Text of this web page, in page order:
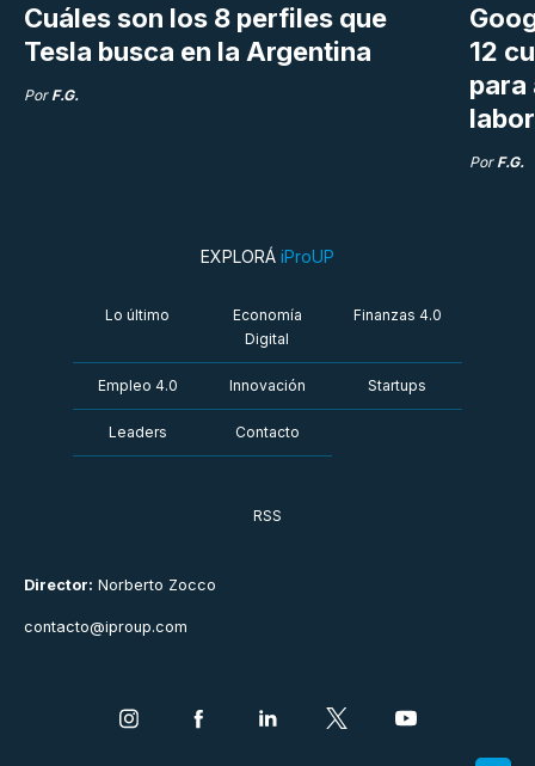
Cuáles son los 8 perfiles que
Tesla busca en la Argentina
Por F.G.
12
para
Por F.G.
Director: Norberto Zocco
contacto@iproup.com
EXPLORÁ iProUP
Lo último
Economía
Digital
Finanzas 4.0
Empleo 4.0 Innovación Startups
Leaders Contacto
RSS